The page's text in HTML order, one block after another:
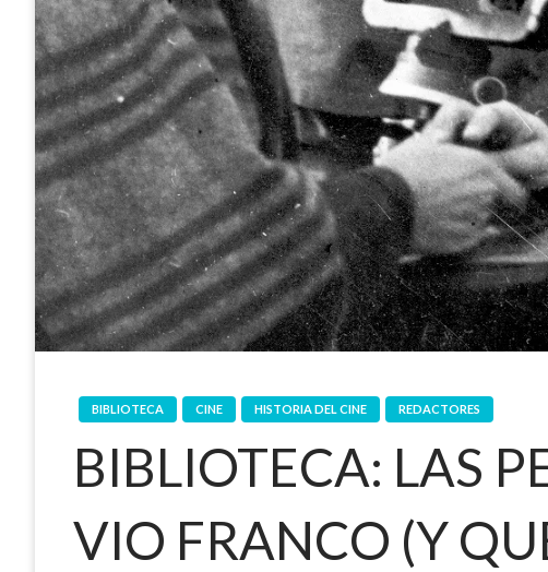
BIBLIOTECA CINE HISTORIA DEL CINE REDACTORES
BIBLIOTECA: LAS
VIO FRANCO (Y